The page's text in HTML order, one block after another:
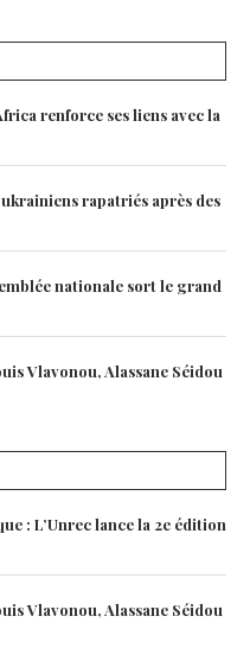
renforce ses liens avec la
rapatriés après des
nationale sort le grand
Vlavonou, Alassane Séidou
: L’Unrec lance la 2e édition
Vlavonou, Alassane Séidou